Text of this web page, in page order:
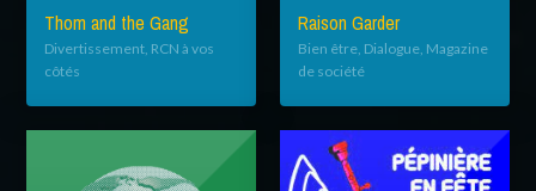
Thom and the Gang
Divertissement, RCN à vos
côtés
Raison Garder
Bien être, Dialogue, Magazine
de société